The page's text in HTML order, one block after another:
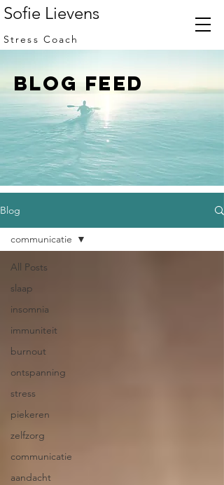
Sofie Lievens
Stress Coach
BLOG FEED
Blog
All Posts
slaap
insomnia
immuniteit
burnout
ontspanning
stress
piekeren
zelfzorg
communicatie
aandacht
communicatie